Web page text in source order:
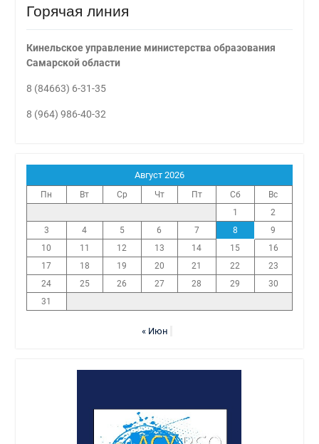
Горячая линия
Кинельское управление министерства образования
Самарской области
8 (84663) 6-31-35
8 (964) 986-40-32
Август 2026
Пн Вт Ср Чт Пт Сб
Вс
1
2
3
4 5 6 7 8
9
10
11 12 13 14 15
16
17
18 19 20 21 22
23
24
25 26 27 28 29
30
31
« Июн